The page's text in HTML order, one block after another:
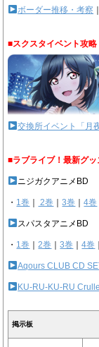
ボーダー推移・考察
■スクスタイベント攻略
交換所イベント「月
■ラブライブ！最新グッ
ニジガクアニメBD
・ 1巻 2巻 ｜3巻 ｜4巻
スパスタアニメBD
・ 1巻 ｜2巻 ｜3巻 ｜4巻
Aqours CLUB CD
KU-RU-KU-RU
掲示板